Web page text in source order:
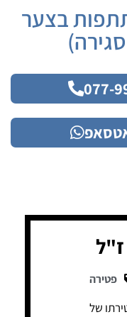
בצער
פטירה
של